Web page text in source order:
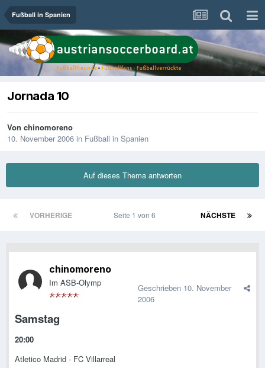
Fußball in Spanien
Jornada 10
Von chinomoreno
10. November 2006 in Fußball in Spanien
Auf dieses Thema antworten
VORHERIGE NÄCHSTE
Seite 1 von 6
chinomoreno
Im ASB-Olymp Geschrieben 10. November
2006
Samstag
20:00
Atletico Madrid - FC Villarreal